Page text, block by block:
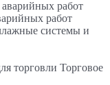
работ
системы и
Торговое